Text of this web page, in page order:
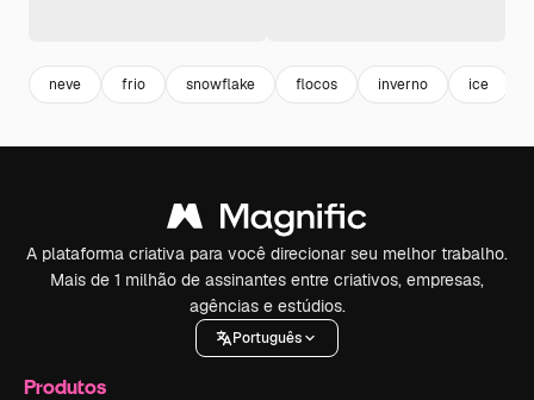
neve frio snowflake flocos inverno ice
A plataforma criativa para você direcionar seu melhor trabalho.
Mais de 1 milhão de assinantes entre criativos, empresas,
agências e estúdios.
Português
Produtos